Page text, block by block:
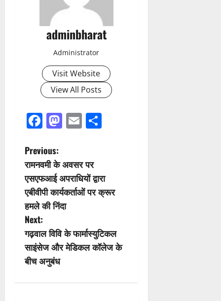
adminbharat
Administrator
Visit Website
View All Posts
Facebook
Mastodon
Email
P
o
s
t
n
a
Previous:
रामनवमी के अवसर पर
एसएफआई अपराधियों द्वारा
एबीवीपी कार्यकर्ताओं पर क्रूर
हमले की निंदा
Next:
गढ़वाल विवि के फार्मास्युटिकल
साइंसेज और मेडिकल कॉलेज के
बीच अनुबंध